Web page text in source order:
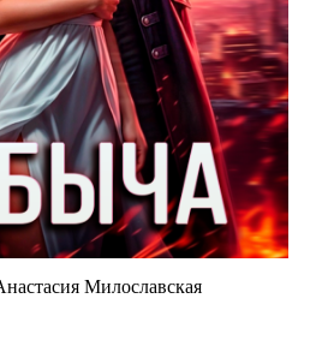
Милославская